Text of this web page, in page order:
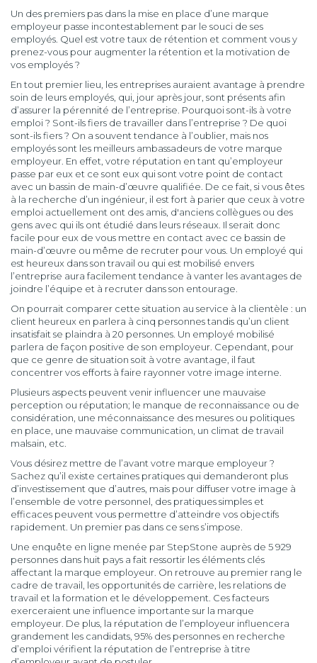
Un des premiers pas dans la mise en place d’une marque
employeur passe incontestablement par le souci de ses
employés. Quel est votre taux de rétention et comment vous y
prenez-vous pour augmenter la rétention et la motivation de
vos employés ?
En tout premier lieu, les entreprises auraient avantage à prendre
soin de leurs employés, qui, jour après jour, sont présents afin
d’assurer la pérennité de l’entreprise. Pourquoi sont-ils à votre
emploi ? Sont-ils fiers de travailler dans l’entreprise ? De quoi
sont-ils fiers ? On a souvent tendance à l’oublier, mais nos
employés sont les meilleurs ambassadeurs de votre marque
employeur. En effet, votre réputation en tant qu’employeur
passe par eux et ce sont eux qui sont votre point de contact
avec un bassin de main-d’œuvre qualifiée. De ce fait, si vous êtes
à la recherche d’un ingénieur, il est fort à parier que ceux à votre
emploi actuellement ont des amis, d'anciens collègues ou des
gens avec qui ils ont étudié dans leurs réseaux. Il serait donc
facile pour eux de vous mettre en contact avec ce bassin de
main-d’œuvre ou même de recruter pour vous. Un employé qui
est heureux dans son travail ou qui est mobilisé envers
l’entreprise aura facilement tendance à vanter les avantages de
joindre l’équipe et à recruter dans son entourage.
On pourrait comparer cette situation au service à la clientèle : un
client heureux en parlera à cinq personnes tandis qu’un client
insatisfait se plaindra à 20 personnes. Un employé mobilisé
parlera de façon positive de son employeur. Cependant, pour
que ce genre de situation soit à votre avantage, il faut
concentrer vos efforts à faire rayonner votre image interne.
Plusieurs aspects peuvent venir influencer une mauvaise
perception ou réputation; le manque de reconnaissance ou de
considération, une méconnaissance des mesures ou politiques
en place, une mauvaise communication, un climat de travail
malsain, etc.
Vous désirez mettre de l’avant votre marque employeur ?
Sachez qu’il existe certaines pratiques qui demanderont plus
d’investissement que d’autres, mais pour diffuser votre image à
l’ensemble de votre personnel, des pratiques simples et
efficaces peuvent vous permettre d’atteindre vos objectifs
rapidement. Un premier pas dans ce sens s’impose.
Une enquête en ligne menée par StepStone auprès de 5 929
personnes dans huit pays a fait ressortir les éléments clés
affectant la marque employeur. On retrouve au premier rang le
cadre de travail, les opportunités de carrière, les relations de
travail et la formation et le développement. Ces facteurs
exerceraient une influence importante sur la marque
employeur. De plus, la réputation de l’employeur influencera
grandement les candidats, 95% des personnes en recherche
d’emploi vérifient la réputation de l’entreprise à titre